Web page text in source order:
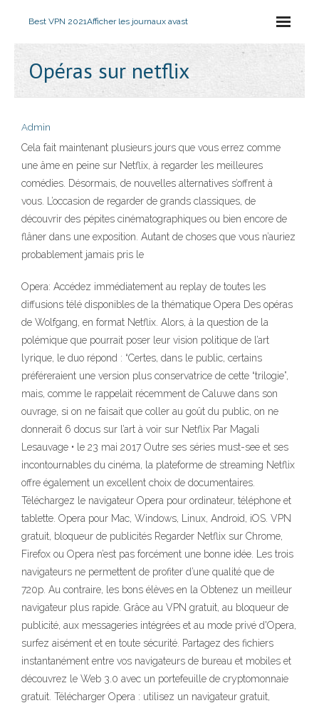
Best VPN 2021Afficher les journaux avast
Opéras sur netflix
Admin
Cela fait maintenant plusieurs jours que vous errez comme
une âme en peine sur Netflix, à regarder les meilleures
comédies. Désormais, de nouvelles alternatives s’offrent à
vous. L’occasion de regarder de grands classiques, de
découvrir des pépites cinématographiques ou bien encore de
flâner dans une exposition. Autant de choses que vous n’auriez
probablement jamais pris le
Opera: Accédez immédiatement au replay de toutes les
diffusions télé disponibles de la thématique Opera Des opéras
de Wolfgang, en format Netflix. Alors, à la question de la
polémique que pourrait poser leur vision politique de l’art
lyrique, le duo répond : “Certes, dans le public, certains
préféreraient une version plus conservatrice de cette “trilogie”,
mais, comme le rappelait récemment de Caluwe dans son
ouvrage, si on ne faisait que coller au goût du public, on ne
donnerait 6 docus sur l’art à voir sur Netflix Par Magali
Lesauvage • le 23 mai 2017 Outre ses séries must-see et ses
incontournables du cinéma, la plateforme de streaming Netflix
offre également un excellent choix de documentaires.
Téléchargez le navigateur Opera pour ordinateur, téléphone et
tablette. Opera pour Mac, Windows, Linux, Android, iOS. VPN
gratuit, bloqueur de publicités Regarder Netflix sur Chrome,
Firefox ou Opera n’est pas forcément une bonne idée. Les trois
navigateurs ne permettent de profiter d’une qualité que de
720p. Au contraire, les bons élèves en la Obtenez un meilleur
navigateur plus rapide. Grâce au VPN gratuit, au bloqueur de
publicité, aux messageries intégrées et au mode privé d'Opera,
surfez aisément et en toute sécurité. Partagez des fichiers
instantanément entre vos navigateurs de bureau et mobiles et
découvrez le Web 3.0 avec un portefeuille de cryptomonnaie
gratuit. Télécharger Opera : utilisez un navigateur gratuit,